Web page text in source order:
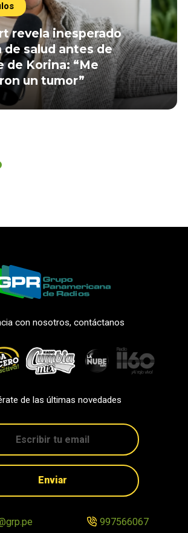
revela inesperado
de salud antes de
de Korina: “Me
un tumor”
con nosotros, contáctanos
de las últimas novedades
Enviar
997566067